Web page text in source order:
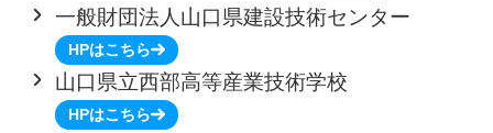
一般財団法人山口県建設技術センター
HPはこちら
山口県立西部高等産業技術学校
HPはこちら